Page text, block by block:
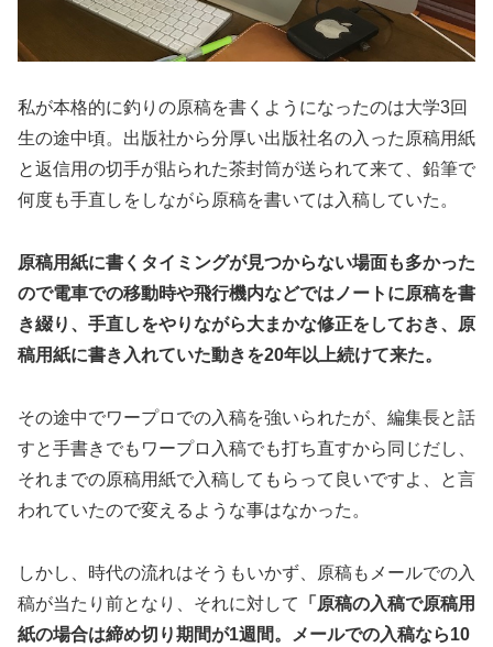
私が本格的に釣りの原稿を書くようになったのは大学3回
生の途中頃。出版社から分厚い出版社名の入った原稿用紙
と返信用の切手が貼られた茶封筒が送られて来て、鉛筆で
何度も手直しをしながら原稿を書いては入稿していた。
原稿用紙に書くタイミングが見つからない場面も多かった
ので電車での移動時や飛行機内などではノートに原稿を書
き綴り、手直しをやりながら大まかな修正をしておき、原
稿用紙に書き入れていた動きを20年以上続けて来た。
その途中でワープロでの入稿を強いられたが、編集長と話
すと手書きでもワープロ入稿でも打ち直すから同じだし、
それまでの原稿用紙で入稿してもらって良いですよ、と言
われていたので変えるような事はなかった。
しかし、時代の流れはそうもいかず、原稿もメールでの入
稿が当たり前となり、それに対して
「原稿の入稿で原稿用
紙の場合は締め切り期間が1週間。メールでの入稿なら10